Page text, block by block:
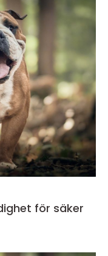
för säker